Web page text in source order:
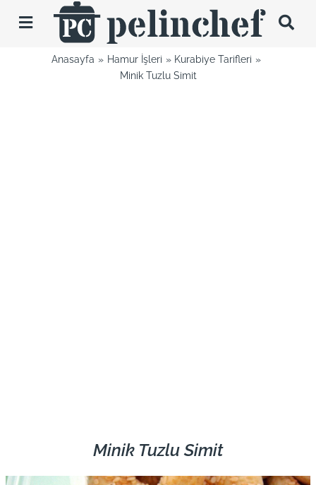
Toggle
Navigation
TariflerAnasayfa Hamur İşleri
Kurabiye Tarifleri
Minik Tuzlu Simit
Minik Tuzlu Simit